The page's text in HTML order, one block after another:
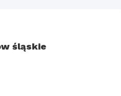
śląskie